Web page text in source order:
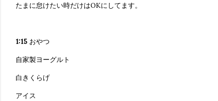
たまに怠けたい時だけはOKにしてます。
1:15 おやつ
自家製ヨーグルト
白きくらげ
アイス